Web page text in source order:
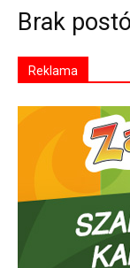
Brak
Reklama